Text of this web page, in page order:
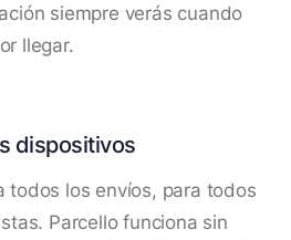
siempre verás cuando
llegar.
dispositivos
todos los envíos, para todos
Parcello funciona sin